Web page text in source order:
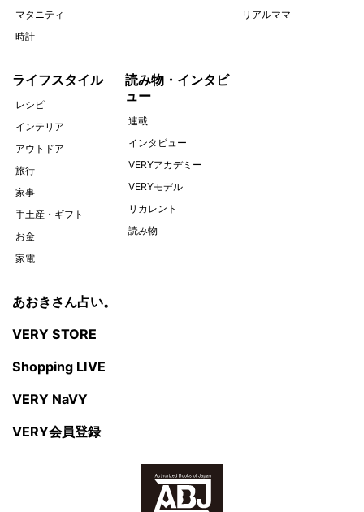
マタニティ
時計
リアルママ
ライフスタイル
レシピ
インテリア
アウトドア
旅行
家事
手土産・ギフト
お金
家電
読み物・インタビ
ュー
連載
インタビュー
VERYアカデミー
VERYモデル
リカレント
読み物
あおきさん占い。
VERY STORE
Shopping LIVE
VERY NaVY
VERY会員登録